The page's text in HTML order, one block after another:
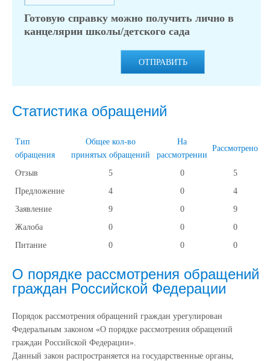
Готовую справку можно получить лично в
канцелярии школы/детского сада
ОТПРАВИТЬ
Статистика обращений
Тип
обращения
Общее кол-во
принятых обращений
На
рассмотрении
Рассмотрено
Отзыв 5 0
5
Предложение
4 0
4
Заявление
9 0
9
Жалоба
0 0
0
Питание
0 0 0
О порядке рассмотрения обращений
граждан Российской Федерации
Порядок рассмотрения обращений граждан урегулирован
Федеральным законом «О порядке рассмотрения обращений
граждан Российской Федерации».
Данный закон распространяется на государственные органы,